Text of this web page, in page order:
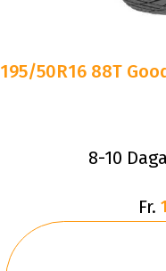
195/50R16 88T
8-10
Fr.